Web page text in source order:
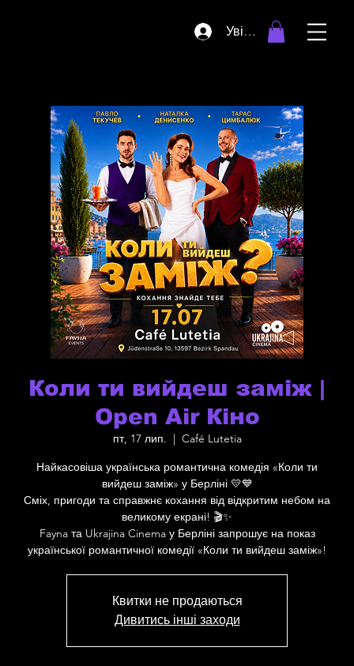
Увійти
Коли ти вийдеш заміж |
Open Air Кіно
пт, 17 лип.
Café Lutetia
Найкасовіша українська романтична комедія «Коли ти
вийдеш заміж» у Берліні 💛💙
Сміх, пригоди та справжнє кохання від відкритим небом на
великому екрані! 🎬✨
Fayna та Ukrajina Cinema у Берліні запрошує на показ
української романтичної комедії «Коли ти вийдеш заміж»!
Квитки не продаються
Дивитись інші заходи